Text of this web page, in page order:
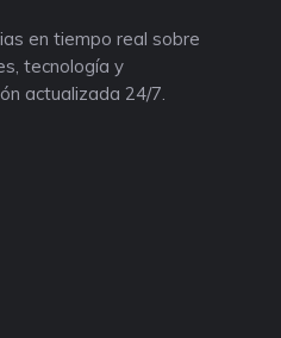
en tiempo real sobre
tecnología y
actualizada 24/7.